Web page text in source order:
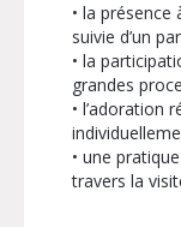
• la
suivie d’un
• la
grandes
• l’adoration
• une
travers la